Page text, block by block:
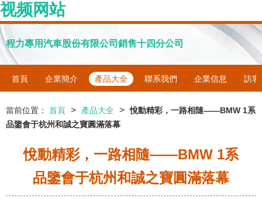
视频网站
程力專用汽車股份有限公司銷售十四分公司
首頁 企業簡介 產品大全 聯系我們 企業信息 訪客
當前位置： 首頁 > 產品大全 > 悅動精彩，一路相隨——BMW 1系
品鑒會于杭州和誠之寶圓滿落幕
悅動精彩，一路相隨——BMW 1系
品鑒會于杭州和誠之寶圓滿落幕